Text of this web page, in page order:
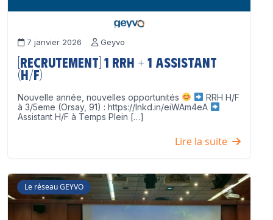
7 janvier 2026 Geyvo
[Recrutement] 1 RRH + 1 Assistant
(H/F)
Nouvelle année, nouvelles opportunités
RRH H/F
à 3/5eme (Orsay, 91) : https://lnkd.in/eiWAm4eA
Assistant H/F à Temps Plein […]
Lire la suite
Le réseau GEYVO